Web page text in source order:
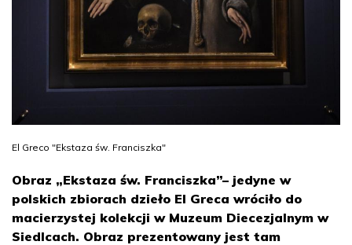
El Greco "Ekstaza św. Franciszka"
Obraz „Ekstaza św. Franciszka”– jedyne w
polskich zbiorach dzieło El Greca wróciło do
macierzystej kolekcji w Muzeum Diecezjalnym w
Siedlcach. Obraz prezentowany jest tam